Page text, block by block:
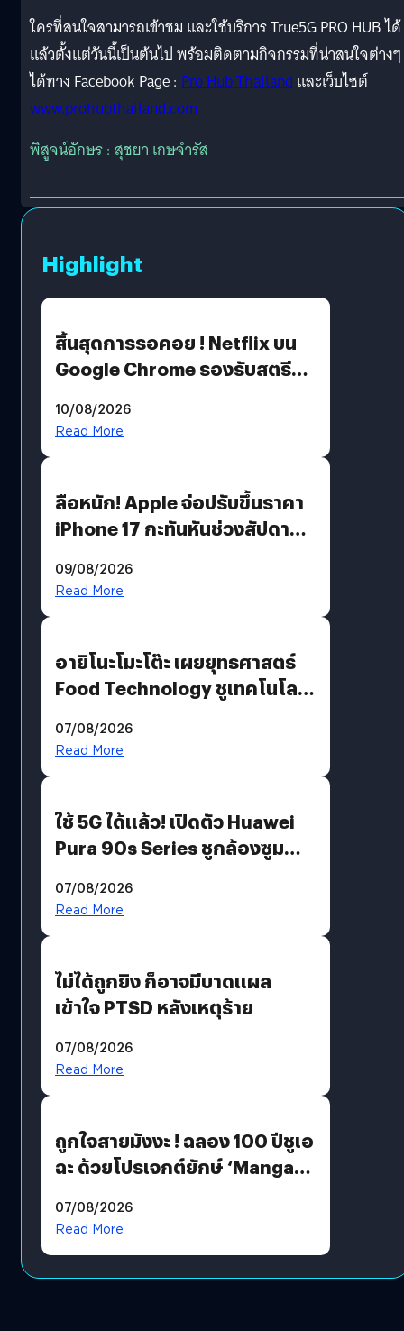
ใครที่สนใจสามารถเข้าชม และใช้บริการ True5G PRO HUB ได้
แล้วตั้งแต่วันนี้เป็นต้นไป พร้อมติดตามกิจกรรมที่น่าสนใจต่างๆ
ได้ทาง Facebook Page : Pro Hub Thailandและเว็บไซต์
www.prohubthailand.com
พิสูจน์อักษร : สุชยา เกษจำรัส
Highlight
สิ้นสุดการรอคอย ! Netflix บน
Google Chrome รองรับสตรีม
เงื่อนไขที่กำหนด
10/08/2026
Read More
ลือหนัก! Apple จ่อปรับขึ้นราคา
iPhone 17 กะทันหันช่วงสัปดาห์ที่
09/08/2026
Read More
อายิโนะโมะโต๊ะ เผยยุทธศาสตร์
Food Technology ชูเทคโนโลยี
บริโภคและ B2B
07/08/2026
Read More
ใช้ 5G ได้แล้ว! เปิดตัว Huawei
Pura 90s Series ชูกล้องซูม
07/08/2026
Read More
ไม่ได้ถูกยิง ก็อาจมีบาดแผล
เข้าใจ PTSD หลังเหตุร้าย
07/08/2026
Read More
ถูกใจสายมังงะ ! ฉลอง 100 ปีชูเอ
ฉะ ด้วยโปรเจกต์ยักษ์ ‘Manga
มีภาษาไทยด้วย
07/08/2026
Read More